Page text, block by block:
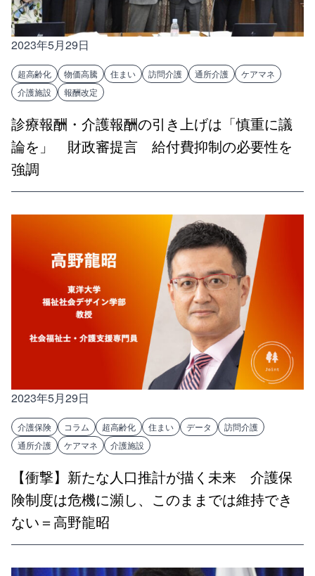
2023年5月29日
超高齢化 物価高騰 住まい 訪問介護 通所介護
ケアマネ
介護施設
報酬改定
診療報酬・介護報酬の引き上げは「慎重に議
論を」 財政審提言 給付費抑制の必要性を
強調
2023年5月29日
介護保険 コラム 超高齢化 住まい データ
訪問介護
通所介護
ケアマネ 介護施設
【衝撃】新たな人口推計が描く未来 介護保
険制度は危機に瀕し、このままでは維持でき
ない＝高野龍昭